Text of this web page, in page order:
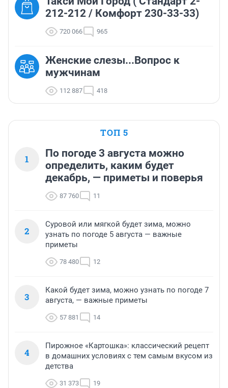
212-212 / Комфорт 230-33-33)
720 066 965
Женские слезы...Вопрос к
мужчинам
112 887 418
ТОП 5
1
По погоде 3 августа можно
определить, каким будет
декабрь, — приметы и поверья
87 760 11
2
Суровой или мягкой будет зима, можно
узнать по погоде 5 августа — важные
приметы
78 480 12
3
Какой будет зима, можно узнать по погоде 7
августа, — важные приметы
57 881 14
4
Пирожное «Картошка»: классический рецепт
в домашних условиях с тем самым вкусом из
детства
31 373 19